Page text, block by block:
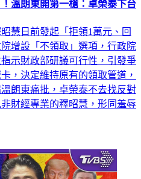
溫朗東開第一槍：卓榮泰下台
慧日前發起「拒領1萬元、回
增設「不領取」選項，行政院
示財政部研議可行性，引發爭
，決定維持原有的領取管道，
朗東痛批，卓榮泰不去找反對
財經專業的釋昭慧，形同羞辱